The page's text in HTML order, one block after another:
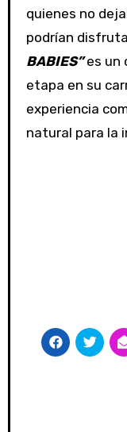
quienes no
podrían
BABIES”es un
etapa en su
experiencia
natural para la